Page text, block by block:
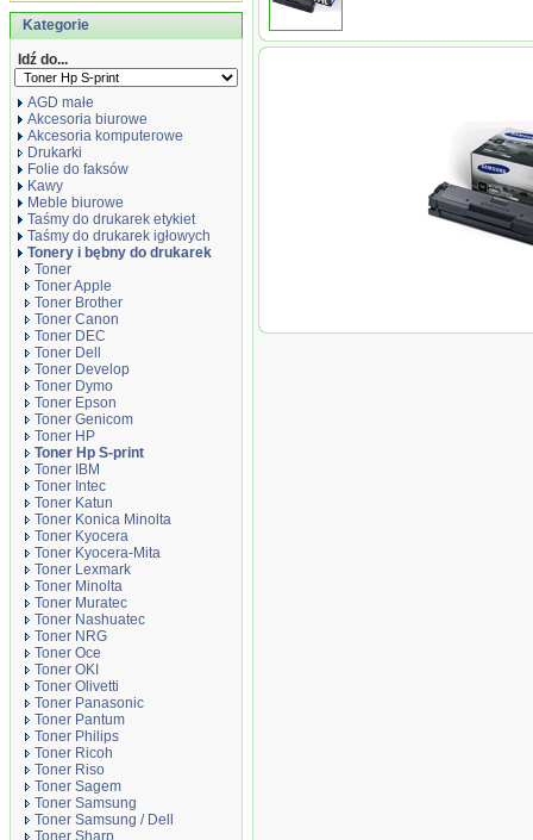
Kategorie
Idź do...
AGD małe
Akcesoria biurowe
Akcesoria komputerowe
Drukarki
Folie do faksów
Kawy
Meble biurowe
Taśmy do drukarek etykiet
Taśmy do drukarek igłowych
Tonery i bębny do drukarek
Toner
Toner Apple
Toner Brother
Toner Canon
Toner DEC
Toner Dell
Toner Develop
Toner Dymo
Toner Epson
Toner Genicom
Toner HP
Toner Hp S-print
Toner IBM
Toner Intec
Toner Katun
Toner Konica Minolta
Toner Kyocera
Toner Kyocera-Mita
Toner Lexmark
Toner Minolta
Toner Muratec
Toner Nashuatec
Toner NRG
Toner Oce
Toner OKI
Toner Olivetti
Toner Panasonic
Toner Pantum
Toner Philips
Toner Ricoh
Toner Riso
Toner Sagem
Toner Samsung
Toner Samsung / Dell
Toner Sharp
MLT-D111L | 1